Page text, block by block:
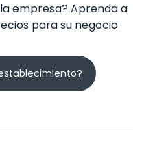
empresa? Aprenda a
para su negocio